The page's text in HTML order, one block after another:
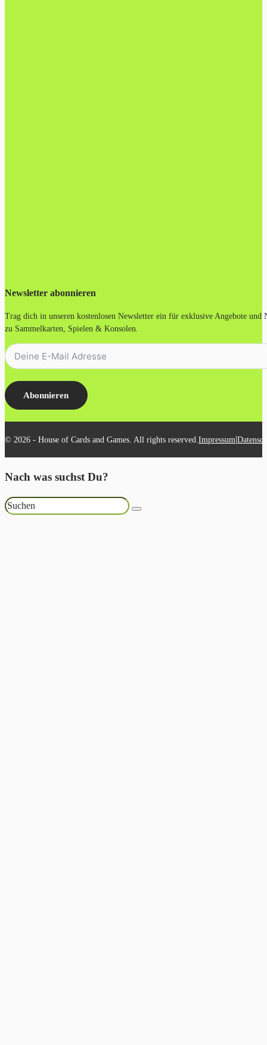
Newsletter abonnieren
Trag dich in unseren kostenlosen Newsletter ein für exklusive Angebote und
zu Sammelkarten, Spielen & Konsolen.
Abonnieren
© 2026 - House of Cards and Games. All rights reserved. Impressum|
Nach was suchst Du?
Suchen